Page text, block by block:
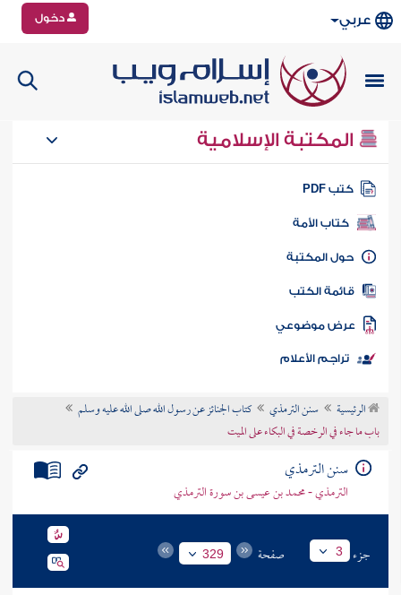
عربي دخول
المكتبة الإسلامية
كتب PDF
كتاب الأمة
المكتبة
الكتب
موضوعي
تراجم الأعلام
الرئيسية سنن الترمذي
كتاب الجنائز عن رسول الله صلى الله عليه وسلم
باب ما جاء في الرخصة في البكاء على الميت
سنن الترمذي
الترمذي - محمد بن عيسى بن سورة الترمذي
جزء 3 صفحة 329